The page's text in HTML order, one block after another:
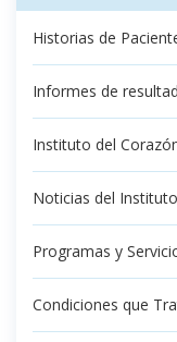
Historias de
Informes de
Instituto del
Noticias del
Programas y
Condiciones que